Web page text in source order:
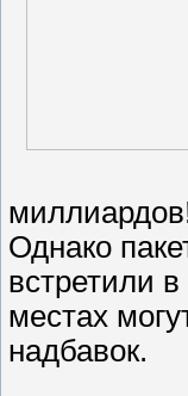
Однако
встретили
местах
надбавок.